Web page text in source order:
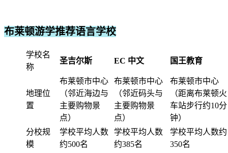
布莱顿游学推荐语言学校
学校名
称
圣吉尔斯 EC 中文 国王教育
地理位
置
布莱顿市中心
（邻近海边与
主要购物景
点）
布莱顿市中心
（邻近码头与
主要购物景
点）
布莱顿市中心
（距离布莱顿火
车站步行约10分
钟）
分校规
模
学校平均人数
约500名
学校平均人数
约385名
学校平均人数约
350名